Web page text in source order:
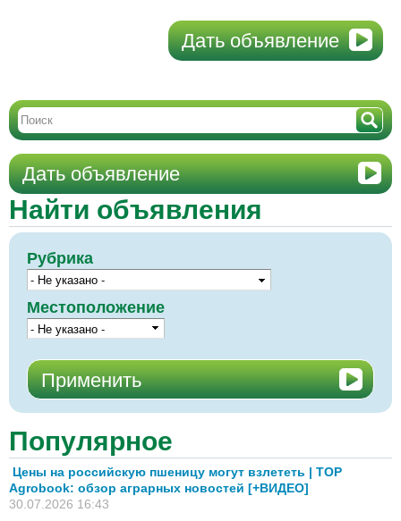
Дать объявление
Дать объявление
Найти объявления
Рубрика
Местоположение
Популярное
Цены на российскую пшеницу могут взлететь | TOP
Agrobook: обзор аграрных новостей [+ВИДЕО]
30.07.2026 16:43